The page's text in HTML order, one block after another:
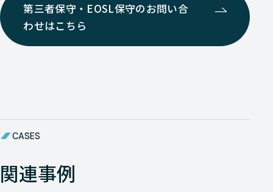
第三者保守・EOSL保守のお問い合
わせはこちら
CASES
関連事例